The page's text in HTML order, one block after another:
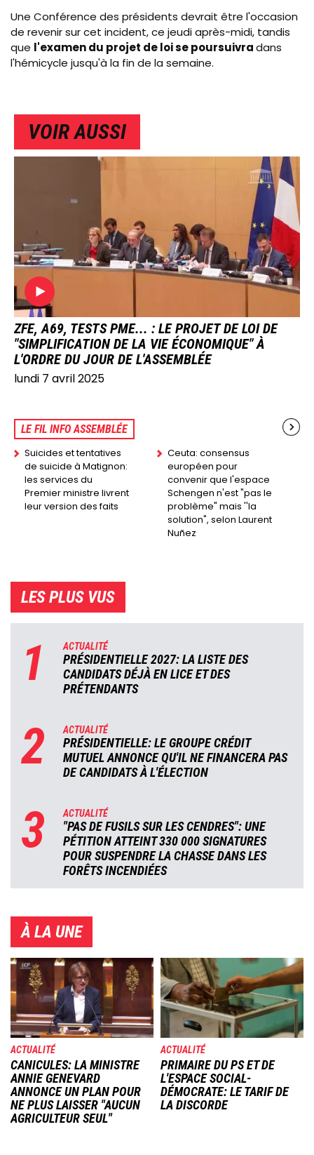
Une Conférence des présidents devrait être l'occasion
de revenir sur cet incident, ce jeudi après-midi, tandis
que l'examen du projet de loi se poursuivradans
l'hémicycle jusqu'à la fin de la semaine.
VOIR AUSSI
ZFE, A69, TESTS PME... : LE PROJET DE LOI DE
"SIMPLIFICATION DE LA VIE ÉCONOMIQUE" À
L'ORDRE DU JOUR DE L'ASSEMBLÉE
lundi 7 avril 2025
LE FIL INFO ASSEMBLÉE
Suicides et tentatives
de suicide à Matignon:
les services du
Premier ministre livrent
leur version des faits
Ceuta: consensus
européen pour
convenir que l'espace
Schengen n'est "pas le
problème" mais ''la
solution", selon Laurent
Nuñez
LES PLUS VUS
1 ACTUALITÉ
PRÉSIDENTIELLE 2027: LA LISTE DES
CANDIDATS DÉJÀ EN LICE ET DES
PRÉTENDANTS
2 ACTUALITÉ
PRÉSIDENTIELLE: LE GROUPE CRÉDIT
MUTUEL ANNONCE QU'IL NE FINANCERA PAS
DE CANDIDATS À L'ÉLECTION
3 ACTUALITÉ
"PAS DE FUSILS SUR LES CENDRES": UNE
PÉTITION ATTEINT 330 000 SIGNATURES
POUR SUSPENDRE LA CHASSE DANS LES
FORÊTS INCENDIÉES
À LA UNE
Image
ACTUALITÉ
CANICULES: LA MINISTRE
ANNIE GENEVARD
ANNONCE UN PLAN POUR
NE PLUS LAISSER "AUCUN
AGRICULTEUR SEUL"
Image
ACTUALITÉ
PRIMAIRE DU PS ET DE
L'ESPACE SOCIAL-
DÉMOCRATE: LE TARIF DE
LA DISCORDE